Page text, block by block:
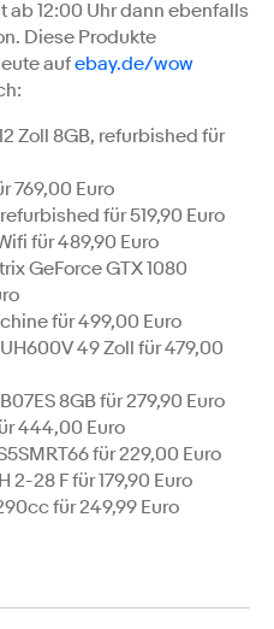
ab 12:00 Uhr dann ebenfalls
Diese Produkte
aufebay.de/wow
Zoll 8GB, refurbished für
769,00 Euro
für 519,90 Euro
für 489,90 Euro
GeForce GTX 1080
für 499,00 Euro
49 Zoll für 479,00
8GB für 279,90 Euro
444,00 Euro
für 229,00 Euro
2-28 F für 179,90 Euro
für 249,99 Euro